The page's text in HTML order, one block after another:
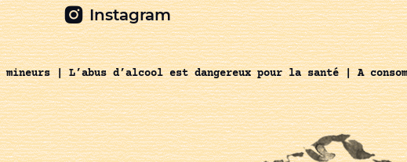
Instagram
| L’abus d’alcool est dangereux pour la santé | A